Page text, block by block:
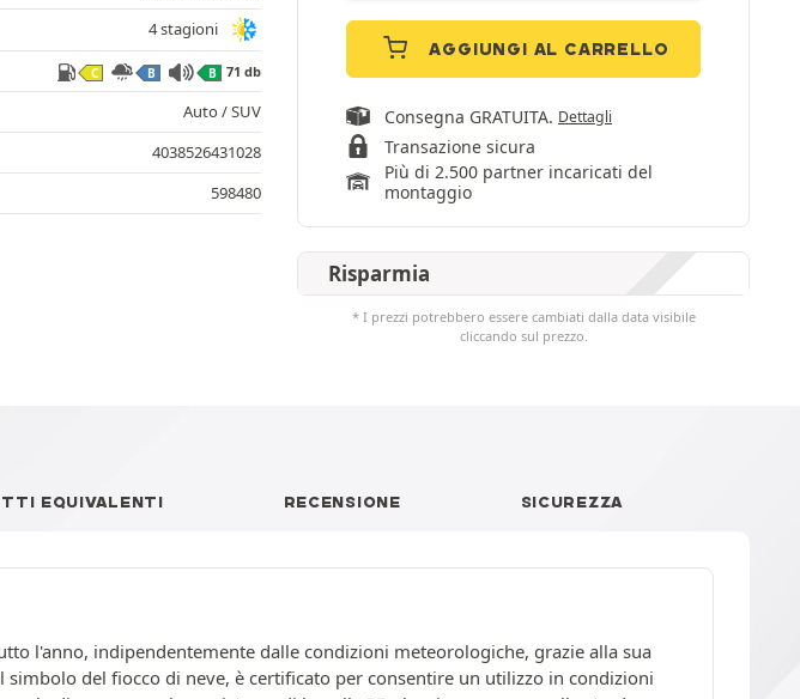
AGGIUNGI AL CARRELLO
Consegna GRATUITA. Dettagli
Transazione sicura
Più di 2.500 partner incaricati del
montaggio
Risparmia
* I prezzi potrebbero essere cambiati dalla data visibile
cliccando sul prezzo.
4 stagioni
C B B 71 db
Auto / SUV
4038526431028
598480
EQUIVALENTI RECENSIONE SICUREZZA
l'anno, indipendentemente dalle condizioni meteorologiche, grazie alla sua
del fiocco di neve, è certificato per consentire un utilizzo in condizioni